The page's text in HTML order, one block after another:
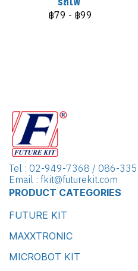
฿79 - ฿99
Tel : 02-949-7368 / 086-
Email : fkit@futurekit.com
PRODUCT CATEGORIES
FUTURE KIT
MAXXTRONIC
MICROBOT KIT